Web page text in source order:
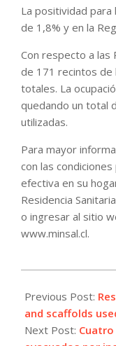
La positividad para
de 1,8% y en la
Con respecto a las
de 171 recintos de
totales. La
quedando un total
utilizadas.
Para mayor
con las
efectiva en su
Residencia
o ingresar al sitio
www.minsal.cl.
07-
31
Previous Post:
and scaffolds
Next Post: